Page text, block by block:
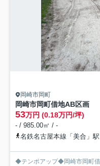
岡崎市岡町
岡崎市岡町借地AB区画
53万円 (0.18万円/坪)
- / 985.00㎡ / -
名鉄名古屋本線「美合」
◆テンポアップ◆岡崎市岡町